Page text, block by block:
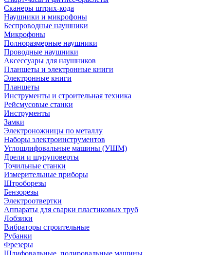
Сканеры штрих-кода
Наушники и микрофоны
Беспроводные наушники
Микрофоны
Полноразмерные наушники
Проводные наушники
Аксессуары для наушников
Планшеты и электронные книги
Электронные книги
Планшеты
Инструменты и строительная техника
Рейсмусовые станки
Инструменты
Замки
Электроножницы по металлу
Наборы электроинструментов
Углошлифовальные машины (УШМ)
Дрели и шуруповерты
Точильные станки
Измерительные приборы
Штроборезы
Бензорезы
Электроотвертки
Аппараты для сварки пластиковых труб
Лобзики
Вибраторы строительные
Рубанки
Фрезеры
Шлифовальные, полировальные машины